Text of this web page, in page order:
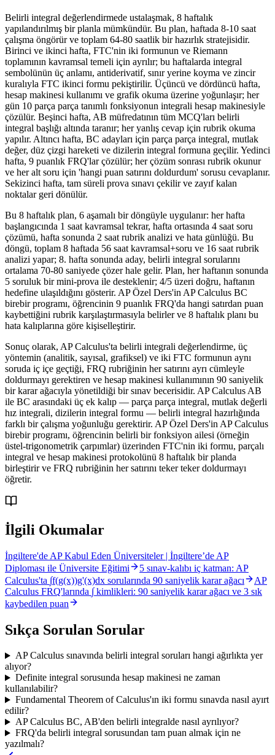
Belirli integral değerlendirmede ustalaşmak, 8 haftalık
yapılandırılmış bir planla mümkündür. Bu plan, haftada 8-10 saat
çalışma öngörür ve toplam 64-80 saatlik bir hazırlık stratejisidir.
Birinci ve ikinci hafta, FTC'nin iki formunun ve Riemann
toplamının kavramsal temeli için ayrılır; bu haftalarda integral
sembolünün üç anlamı, antiderivatif, sınır yerine koyma ve zincir
kuralıyla FTC ikinci formu pekiştirilir. Üçüncü ve dördüncü hafta,
hesap makinesi kullanımı ve grafik okuma üzerine yoğunlaşır; her
gün 10 parça parça tanımlı fonksiyonun integrali hesap makinesiyle
çözülür. Beşinci hafta, AB müfredatının tüm MCQ'ları belirli
integral başlığı altında taranır; her yanlış cevap için rubrik okuma
yapılır. Altıncı hafta, BC adayları için parça parça integral, mutlak
değer, düz çizgi hareketi ve dizilerin integral formuna geçilir. Yedinci
hafta, 9 puanlık FRQ'lar çözülür; her çözüm sonrası rubrik okunur
ve her alt soru için 'hangi puan satırını doldurdum' sorusu cevaplanır.
Sekizinci hafta, tam süreli prova sınavı çekilir ve zayıf kalan
noktalar geri dönülür.
Bu 8 haftalık plan, 6 aşamalı bir döngüyle uygulanır: her hafta
başlangıcında 1 saat kavramsal tekrar, hafta ortasında 4 saat soru
çözümü, hafta sonunda 2 saat rubrik analizi ve hata günlüğü. Bu
döngü, toplam 8 haftada 56 saat kavramsal+soru ve 16 saat rubrik
analizi yapar; 8. hafta sonunda aday, belirli integral sorularını
ortalama 70-80 saniyede çözer hale gelir. Plan, her haftanın sonunda
5 soruluk bir mini-prova ile desteklenir; 4/5 üzeri doğru, haftanın
hedefine ulaşıldığını gösterir. AP Özel Ders'in AP Calculus BC
birebir programı, öğrencinin 9 puanlık FRQ'da hangi satırdan puan
kaybettiğini rubrik karşılaştırmasıyla belirler ve 8 haftalık planı bu
hata kalıplarına göre kişiselleştirir.
Sonuç olarak, AP Calculus'ta belirli integrali değerlendirme, üç
yöntemin (analitik, sayısal, grafiksel) ve iki FTC formunun aynı
soruda iç içe geçtiği, FRQ rubriğinin her satırını ayrı cümleyle
doldurmayı gerektiren ve hesap makinesi kullanımının 90 saniyelik
bir karar ağacıyla yönetildiği bir sınav becerisidir. AP Calculus AB
ile BC arasındaki üç ek kalıp — parça parça integral, mutlak değerli
hız integrali, dizilerin integral formu — belirli integral hazırlığında
farklı bir çalışma yoğunluğu gerektirir. AP Özel Ders'in AP Calculus
birebir programı, öğrencinin belirli bir fonksiyon ailesi (örneğin
üstel-trigonometrik çarpımlar) üzerinden FTC'nin iki formu, parçalı
integral ve hesap makinesi protokolünü 8 haftalık bir planda
birleştirir ve FRQ rubriğinin her satırını teker teker doldurmayı
öğretir.
İlgili Okumalar
İngiltere'de AP Kabul Eden Üniversiteler | İngiltere’de AP
Diploması ile Üniversite Eğitimi
5 sınav-kalıbı iç katman: AP
Calculus'ta ∫f(g(x))g'(x)dx sorularında 90 saniyelik karar ağacı
AP
Calculus FRQ'larında ∫ kimlikleri: 90 saniyelik karar ağacı ve 3 sık
kaybedilen puan
Sıkça Sorulan Sorular
AP Calculus sınavında belirli integral soruları hangi ağırlıkta yer
alıyor?
Definite integral sorusunda hesap makinesi ne zaman
kullanılabilir?
Fundamental Theorem of Calculus'ın iki formu sınavda nasıl ayırt
edilir?
AP Calculus BC, AB'den belirli integralde nasıl ayrılıyor?
FRQ'da belirli integral sorusundan tam puan almak için ne
yazılmalı?